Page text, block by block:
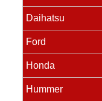
Daihatsu
Ford
Honda
Hummer